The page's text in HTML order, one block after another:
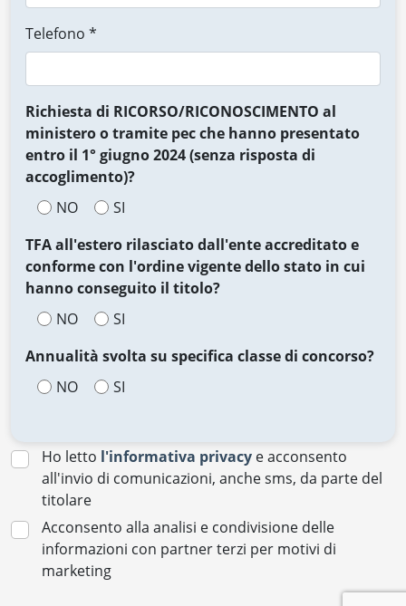
Telefono *
Richiesta di RICORSO/RICONOSCIMENTO al
ministero o tramite pec che hanno presentato
entro il 1° giugno 2024 (senza risposta di
accoglimento)?
NO
SI
TFA all'estero rilasciato dall'ente accreditato e
conforme con l'ordine vigente dello stato in cui
hanno conseguito il titolo?
NO
SI
Annualità svolta su specifica classe di concorso?
NO
SI
Ho letto l'informativa privacy e acconsento
all'invio di comunicazioni, anche sms, da parte del
titolare
Acconsento alla analisi e condivisione delle
informazioni con partner terzi per motivi di
marketing